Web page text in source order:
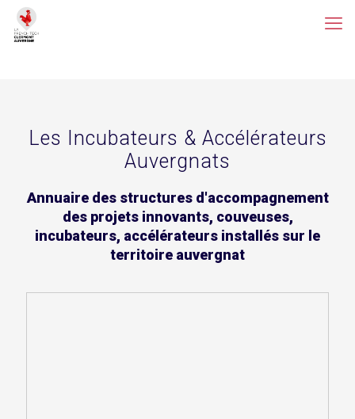
Les Incubateurs & Accélérateurs
Auvergnats
Annuaire des structures d'accompagnement
des projets innovants, couveuses,
incubateurs, accélérateurs installés sur le
territoire auvergnat